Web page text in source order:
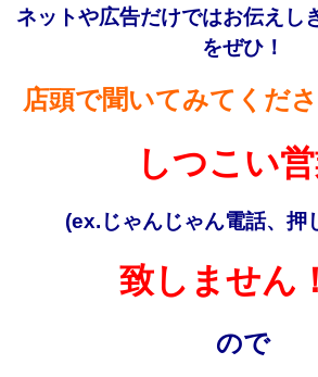
ネットや広告だけではお伝えし
をぜひ！
店頭で聞いてみてくだ
しつこい
(ex.じゃんじゃん電話、押
致しません
ので